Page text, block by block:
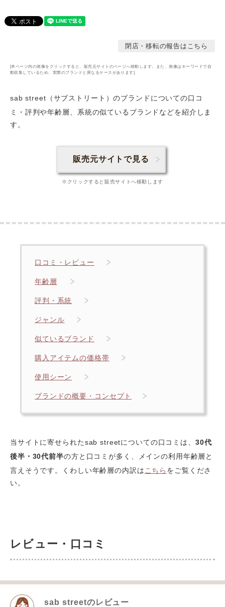
閉店・移転の報告はこちら
[本ページ内の画像をクリックすると、販売元サイトのページへ移動します。また、画像はキーワードで自
動収集しているため、実際のブランドと異なるケースがあります]
sab street（サブストリート）のブランドについての口コ
ミ・評判や年齢層
、系統の似ているブランドなどを紹介しま
す。
販売元サイトで見る
※クリックすると販売サイトへ移動します
口コミ・レビュー
年齢層
評判・系統
ジャンル
似ているブランド
購入アイテムの価格帯
使用シーン
ブランドの概要・コンセプト
当サイトに寄せられたsab streetについての口コミは、 30代
後半・30代前半の方と口コミが多く、メインの利用年齢層と
言えそうです。くわしい年齢層の内訳は こちら をご覧くださ
い。
レビュー・口コミ
sab streetのレビュー